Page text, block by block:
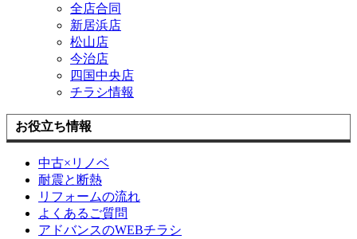
全店合同
新居浜店
松山店
今治店
四国中央店
チラシ情報
お役立ち情報
中古×リノベ
耐震と断熱
リフォームの流れ
よくあるご質問
アドバンスのWEBチラシ